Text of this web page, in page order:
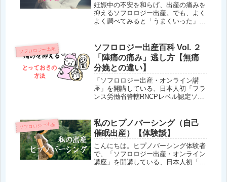
妊娠中の不安を和らげ、出産の痛みを
抑えるソフロロジー出産。でも、よく
よく調べてみると「うまくいった」
できるのだろうか？」という思いがあ
るかもしれません。ソフロロジー出産
百科...
ソフロロジー出産
ソフロロジー出産百科 Vol. ２
「陣痛の痛み」逃し方【無痛
分娩との違い】
「ソフロロジー出産・オンライン講
座」を開講している、日本人初「フラ
ンス労働省管轄RNCPレベル認定ソフ
フロロジー出産。でも、気になるのは
「本当に、陣痛の痛みが逃がせる
の？」...
ソフロロジー出産
私のヒプノバーシング（自己
催眠出産）【体験談】
こんにちは。ヒプノバーシング体験者
で、「ソフロロジー出産・オンライン
講座」を開講している、日本人初「フ